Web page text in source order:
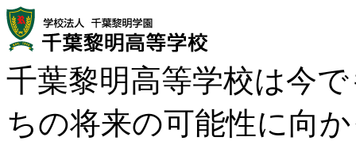
千葉黎明高等学校は今
ちの将来の可能性に向